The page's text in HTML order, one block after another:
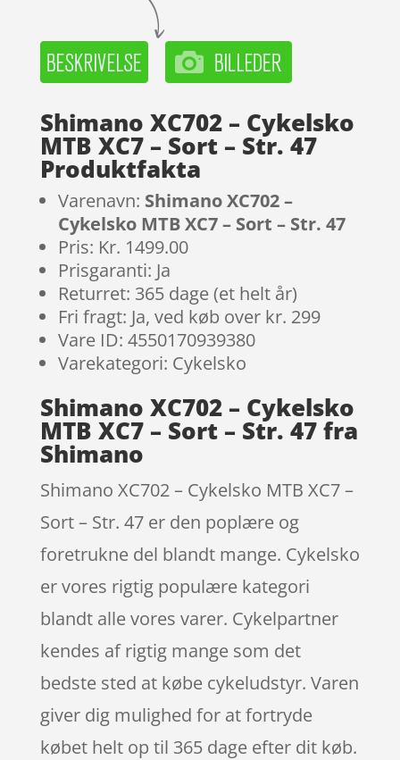
Shimano XC702 – Cykelsko
MTB XC7 – Sort – Str. 47
Produktfakta
Varenavn: Shimano XC702 –
Cykelsko MTB XC7 – Sort – Str. 47
Pris: Kr. 1499.00
Prisgaranti: Ja
Returret: 365 dage (et helt år)
Fri fragt: Ja, ved køb over kr. 299
Vare ID: 4550170939380
Varekategori: Cykelsko
Shimano XC702 – Cykelsko
MTB XC7 – Sort – Str. 47 fra
Shimano
Shimano XC702 – Cykelsko MTB XC7 –
Sort – Str. 47 er den poplære og
foretrukne del blandt mange. Cykelsko
er vores rigtig populære kategori
blandt alle vores varer. Cykelpartner
kendes af rigtig mange som det
bedste sted at købe cykeludstyr. Varen
giver dig mulighed for at fortryde
købet helt op til 365 dage efter dit køb.